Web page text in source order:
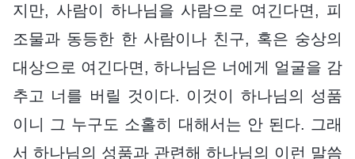
지만, 사람이 하나님을 사람으로 여긴다면, 피
조물과 동등한 한 사람이나 친구, 혹은 숭상의
대상으로 여긴다면, 하나님은 너에게 얼굴을 감
추고 너를 버릴 것이다. 이것이 하나님의 성품
이니 그 누구도 소홀히 대해서는 안 된다. 그래
서 하나님의 성품과 관련해 하나님의 이런 말씀